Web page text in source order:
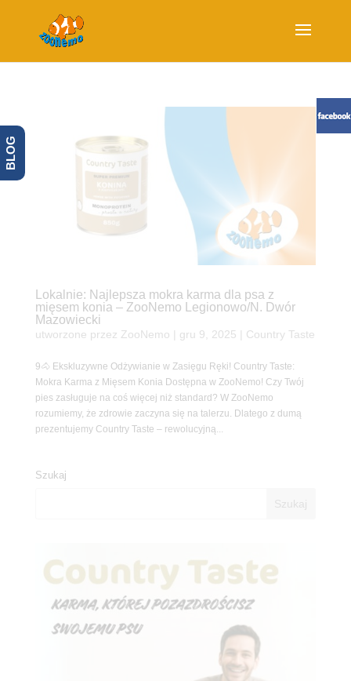
Lokalnie: Najlepsza mokra karma dla psa z
mięsem konia – ZooNemo Legionowo/N. Dwór
Mazowiecki
utworzone przez ZooNemo gru 9, 2025 Country Taste
9🐴 Ekskluzywne Odżywianie w Zasięgu Ręki! Country Taste:
Mokra Karma z Mięsem Konia Dostępna w ZooNemo! Czy Twój
pies zasługuje na coś więcej niż standard? W ZooNemo
rozumiemy, że zdrowie zaczyna się na talerzu. Dlatego z dumą
prezentujemy Country Taste – rewolucyjną...
Szukaj
BLOG